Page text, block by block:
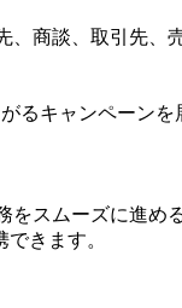
、商談、取引先、
るキャンペーンを
スムーズに進め
きます。